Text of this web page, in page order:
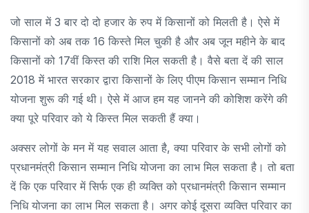
जो साल में 3 बार दो दो हजार के रुप में किसानों को मिलती है। ऐसे में
किसानों को अब तक 16 किस्ते मिल चुकी है और अब जून महीने के बाद
किसानों को 17वीं किस्त की राशि मिल सकती है। वैसे बता दें की साल
2018 में भारत सरकार द्वारा किसानों के लिए पीएम किसान सम्मान निधि
योजना शुरू की गई थी। ऐसे में आज हम यह जानने की कोशिश करेंगे की
क्या पूरे परिवार को ये किस्त मिल सकती हैं क्या।
अक्सर लोगों के मन में यह सवाल आता है, क्या परिवार के सभी लोगों को
प्रधानमंत्री किसान सम्मान निधि योजना का लाभ मिल सकता है। तो बता
दें कि एक परिवार में सिर्फ एक ही व्यक्ति को प्रधानमंत्री किसान सम्मान
निधि योजना का लाभ मिल सकता है। अगर कोई दूसरा व्यक्ति परिवार का